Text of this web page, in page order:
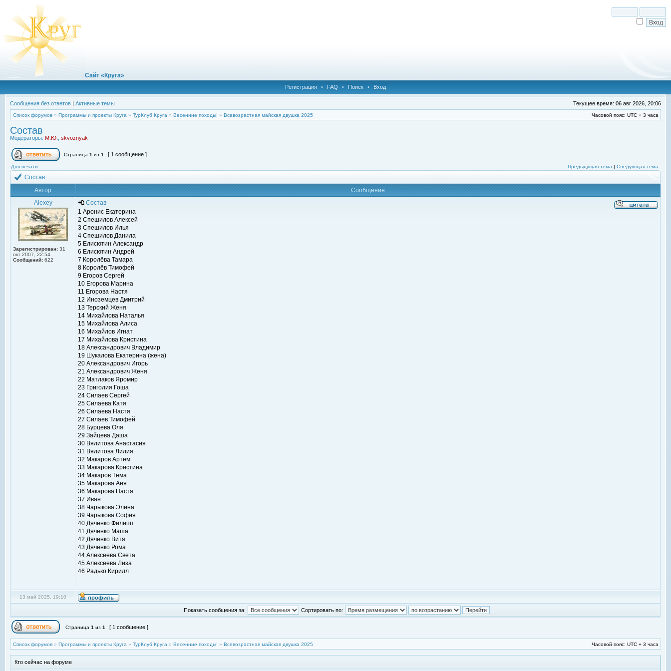
Сайт «Круга»
Регистрация • FAQ • Поиск • Вход
Сообщения без ответов | Активные темы Текущее время: 06 авг 2026, 20:06
Список форумов » Программы и проекты Круга » ТурКлуб Круга » Весенние походы! » Всевозрастная майская двушка 2025 Часовой пояс: UTC + 3 часа
Состав
Модераторы: М.Ю. skvoznyak
Страница 1 из 1 [ 1 сообщение ]
Для печати Предыдущая тема | Следующая тема
Состав
Автор
Сообщение
Alexey
Зарегистрирован: 31
окт 2007, 22:54
Сообщений: 622
Состав
1 Аронис Екатерина
2 Спешилов Алексей
3 Спешилов Илья
4 Спешилов Данила
5 Елисютин Александр
6 Елисютин Андрей
7 Королёва Тамара
8 Королёв Тимофей
9 Егоров Сергей
10 Егорова Марина
11 Егорова Настя
12 Иноземцев Дмитрий
13 Терский Женя
14 Михайлова Наталья
15 Михайлова Алиса
16 Михайлов Игнат
17 Михайлова Кристина
18 Александрович Владимир
19 Шукалова Екатерина (жена)
20 Александрович Игорь
21 Александрович Женя
22 Матлаков Яромир
23 Григолия Гоша
24 Силаев Сергей
25 Силаева Катя
26 Силаева Настя
27 Силаев Тимофей
28 Бурцева Оля
29 Зайцева Даша
30 Вялитова Анастасия
31 Вялитова Лилия
32 Макаров Артем
33 Макарова Кристина
34 Макаров Тёма
35 Макарова Аня
36 Макарова Настя
37 Иван
38 Чарыкова Элина
39 Чарыкова София
40 Дяченко Филипп
41 Дяченко Маша
42 Дяченко Витя
43 Дяченко Рома
44 Алексеева Света
45 Алексеева Лиза
46 Радько Кирилл
13 май 2025, 19:10
Показать сообщения за: Сортировать по:
Страница 1 из 1 [ 1 сообщение ]
Список форумов » Программы и проекты Круга » ТурКлуб Круга » Весенние походы! » Всевозрастная майская двушка 2025 Часовой пояс: UTC + 3 часа
Кто сейчас на форуме